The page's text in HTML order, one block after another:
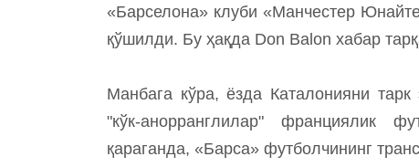
«Барселона» клуби «Манчестер
қўшилди. Бу ҳақда Don Balon хабар
Манбага кўра, ёзда Каталонияни тарк
"кўк-анорранглилар" франциялик
қараганда, «Барса» футболчининг